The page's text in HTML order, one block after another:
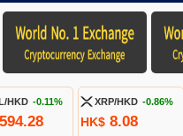
HKD -0.11%
594.28
XRP/HKD -0.86%
HK$ 8.08